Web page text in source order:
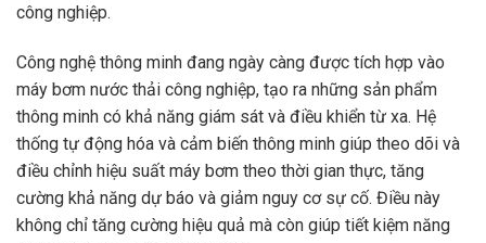
công nghiệp.
Công nghệ thông minh đang ngày càng được tích hợp vào
máy bơm nước thải công nghiệp, tạo ra những sản phẩm
thông minh có khả năng giám sát và điều khiển từ xa. Hệ
thống tự động hóa và cảm biến thông minh giúp theo dõi và
điều chỉnh hiệu suất máy bơm theo thời gian thực, tăng
cường khả năng dự báo và giảm nguy cơ sự cố. Điều này
không chỉ tăng cường hiệu quả mà còn giúp tiết kiệm năng